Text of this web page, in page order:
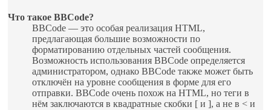
Что такое BBCode?
BBCode — это особая реализация HTML,
предлагающая большие возможности по
форматированию отдельных частей сообщения.
Возможность использования BBCode определяется
администратором, однако BBCode также может быть
отключён на уровне сообщения в форме для его
отправки. BBCode очень похож на HTML, но теги в
нём заключаются в квадратные скобки [ и ], а не в < и